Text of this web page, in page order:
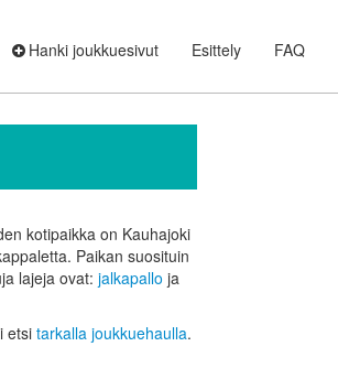
Hanki joukkuesivut Esittely FAQ
kotipaikka on Kauhajoki
Paikan suosituin
lajeja ovat: jalkapallo ja
etsi tarkalla joukkuehaulla.